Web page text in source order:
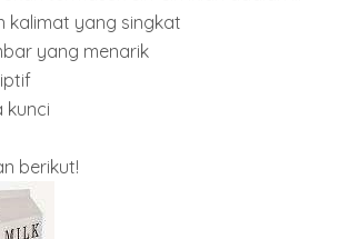
kalimat yang singkat
yang menarik
kunci
berikut!